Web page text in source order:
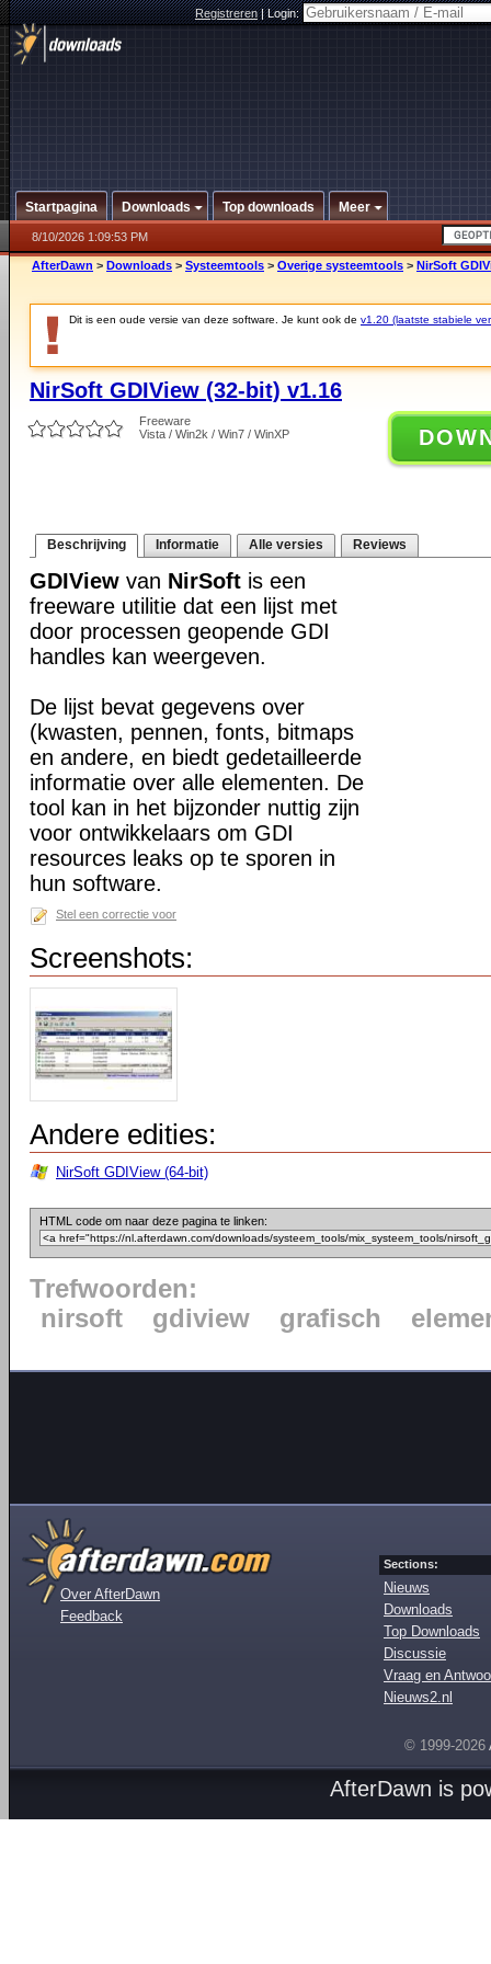
Registreren|Login:
Startpagina Downloads Top downloads Meer
8/10/2026 1:09:53 PM
AfterDawn > Downloads > Systeemtools > Overige systeemtools > NirSoft
Dit is een oude versie van deze software. Je kunt ook de v1.20 (laatste stabiele
NirSoft GDIView (32-bit) v1.16
Freeware
Vista / Win2k / Win7 / WinXP
Beschrijving Informatie Alle versies Reviews
GDIView van NirSoft is een
freeware utilitie dat een lijst met
door processen geopende GDI
handles kan weergeven.
De lijst bevat gegevens over
(kwasten, pennen, fonts, bitmaps
en andere, en biedt gedetailleerde
informatie over alle elementen. De
tool kan in het bijzonder nuttig zijn
voor ontwikkelaars om GDI
resources leaks op te sporen in
hun software.
Stel een correctie voor
Screenshots:
Andere edities:
NirSoft GDIView (64-bit)
HTML code om naar deze pagina te linken:
Trefwoorden:
nirsoft
gdiview grafisch
Over AfterDawn
Feedback
Sections:
Nieuws
Downloads
Top Downloads
Discussie
Vraag en
Nieuws2.nl
© 1999-2026
AfterDawn is